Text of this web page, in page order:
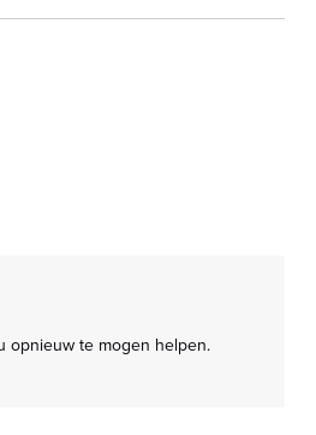
opnieuw te mogen helpen.